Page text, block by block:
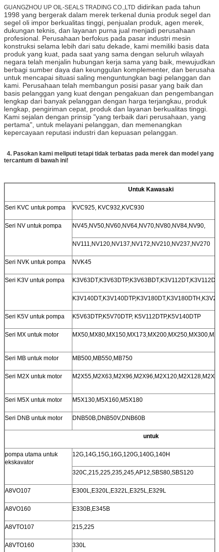
GUANGZHOU UP OIL-SEALS TRADING CO.,LTD didirikan pada tahun
1998 yang bergerak dalam merek terkenal dunia produk segel dan
segel oli impor berkualitas tinggi, penjualan produk, agen merek,
dukungan teknis, dan layanan purna jual menjadi perusahaan
profesional. Perusahaan berfokus pada pasar industri mesin
konstruksi selama lebih dari satu dekade, kami memiliki basis data
produk yang kuat, pada saat yang sama dengan seluruh wilayah
negara telah menjalin hubungan kerja sama yang baik, mewujudkan
berbagi sumber daya dan keunggulan komplementer, dan berusaha
untuk mencapai situasi saling menguntungkan bagi pelanggan dan
kami. Perusahaan telah membangun posisi pasar yang baik dan
basis pelanggan yang kuat dengan pengakuan dan pengembangan
lengkap dari banyak pelanggan dengan harga terjangkau, produk
lengkap, pengiriman cepat, produk dan layanan berkualitas tinggi.
Kami sejalan dengan prinsip "yang terbaik dari perusahaan, yang
pertama", untuk melayani pelanggan, dan memenangkan
kepercayaan reputasi industri dan kepuasan pelanggan.
4. Pasokan kami meliputi tetapi tidak terbatas pada merek dan model yang
tercantum di bawah ini!
Untuk Kawasaki
Seri KVC untuk pompa KVC925, KVC932,KVC930
Seri NV untuk pompa NV45,NV50,NV60,NV64,NV70,NV80,NV84,NV90,
NV111,NV120,NV137,NV172,NV210,NV237,NV270
Seri NVK untuk pompa NVK45
Seri K3V untuk pompa
Seri K5V untuk pompa K5V63DTP,K5V70DTP, K5V112DTP,K5V140DTP
Seri MX untuk motor
Seri MB untuk motor MB500,MB550,MB750
Seri M2X untuk motor
Seri M5X untuk motor M5X130,M5X160,M5X180
Seri DNB untuk motor DNB50B,DNB50V,DNB60B
untuk
pompa utama untuk
ekskavator
12G,14G,15G,16G,120G,140G,140H
320C,215,225,235,245,AP12,SBS80,SBS120
A8VO107 E300L,E320L,E322L,E325L,E329L
A8VO160 E330B,E345B
A8VTO107 215,225
A8VTO160 330L